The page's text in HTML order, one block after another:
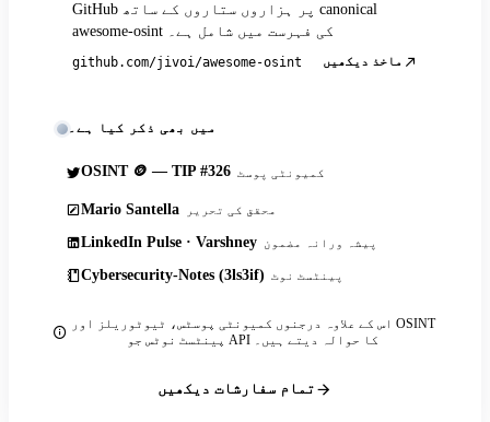
GitHub پر ہزاروں ستاروں کے ساتھ canonical
awesome-osint کی فہرست میں شامل ہے۔
github.com/jivoi/awesome-osint ماخذ دیکھیں
میں بھی ذکر کیا ہے۔
OSINT 🪙 — TIP #326 کمیونٹی پوسٹ
Mario Santella محقق کی تحریر
LinkedIn Pulse · Varshney پیشہ ورانہ مضمون
Cybersecurity-Notes (3ls3if) پینٹسٹ نوٹ
اس کے علاوہ درجنوں کمیونٹی پوسٹس، ٹیوٹوریلز اور OSINT
پینٹسٹ نوٹس جو API کا حوالہ دیتے ہیں۔
تمام سفارشات دیکھیں